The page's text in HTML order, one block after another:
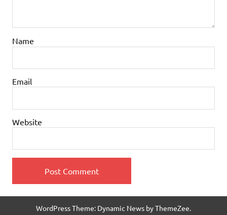
Name
Email
Website
WordPress Theme: Dynamic News by ThemeZee.